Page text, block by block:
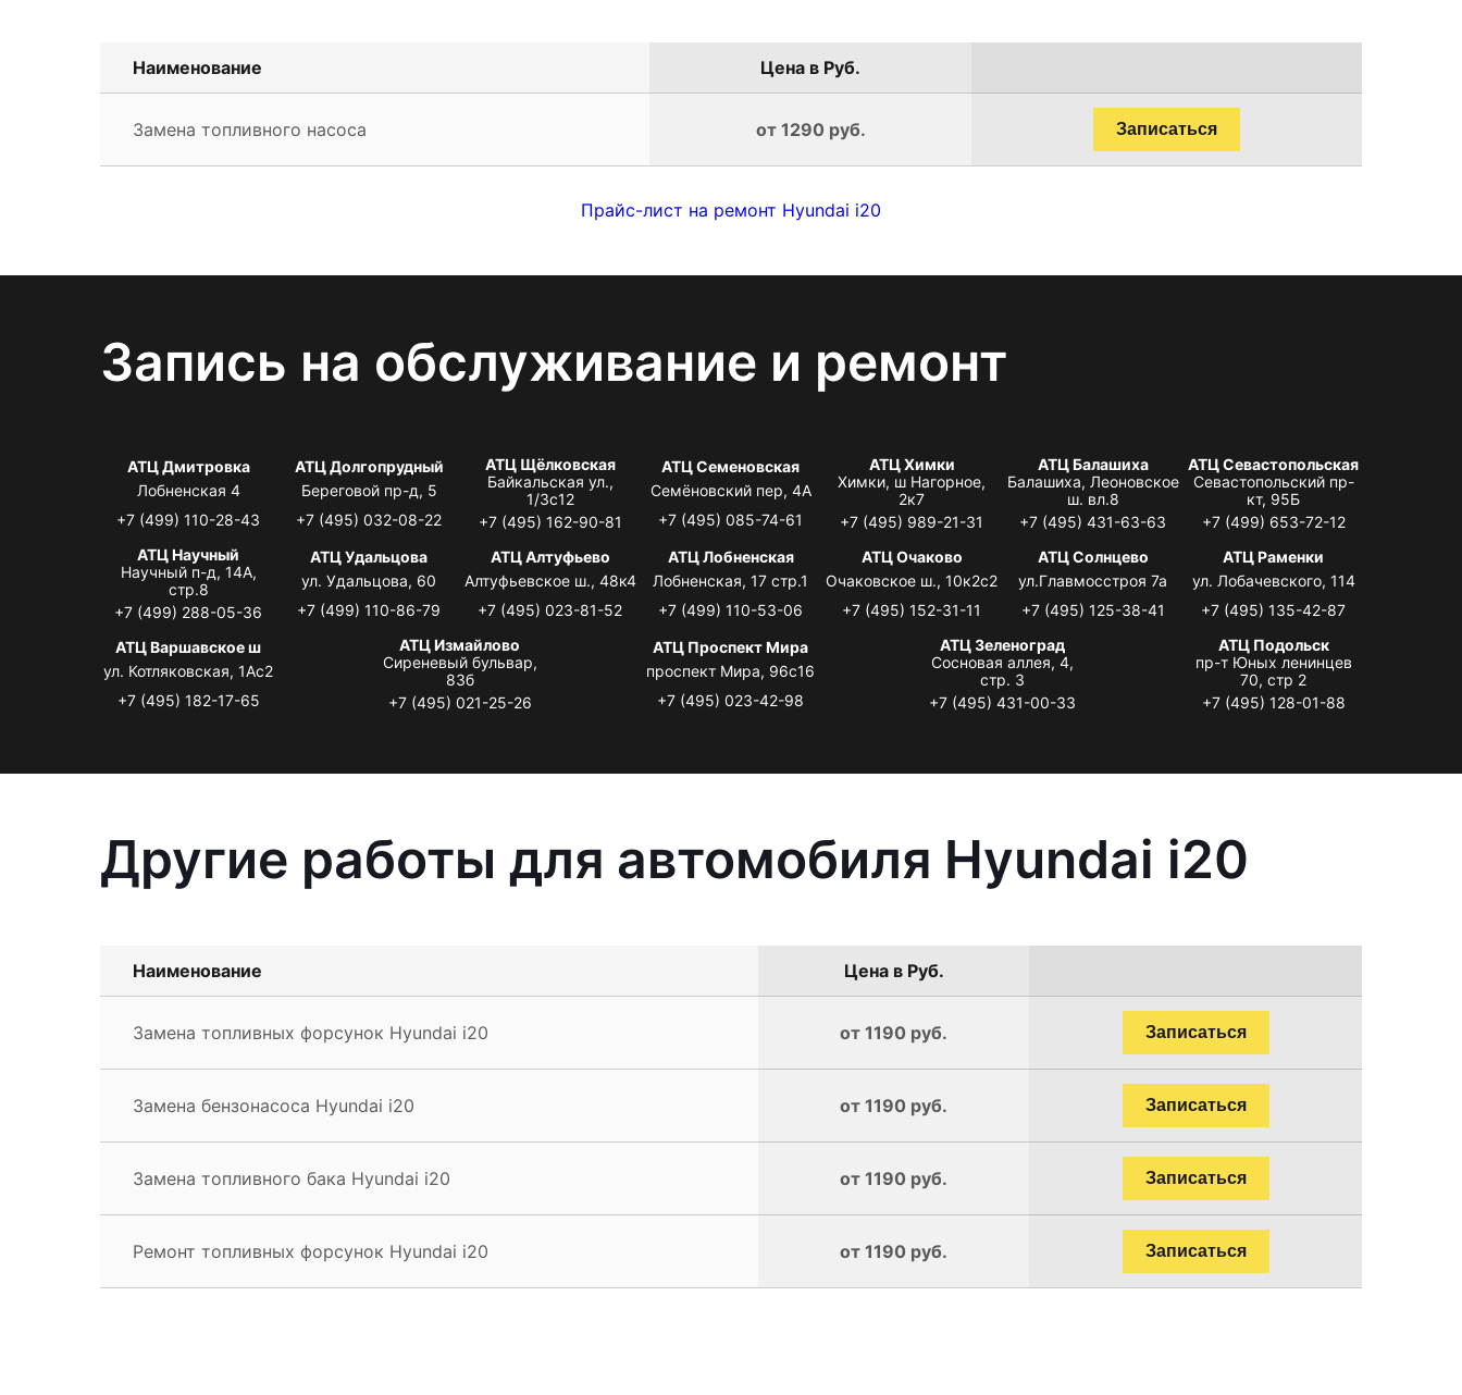
Наименование Цена в Руб.
Замена топливного насоса от 1290 руб. Записаться
Прайс-лист на ремонт Hyundai i20
Запись на обслуживание и ремонт
АТЦ Дмитровка
Лобненская 4
+7 (499) 110-28-43
АТЦ Долгопрудный
Береговой пр-д, 5
+7 (495) 032-08-22
АТЦ Щёлковская
Байкальская ул.,
1/3с12
+7 (495) 162-90-81
АТЦ Семеновская
Семёновский пер, 4А
+7 (495) 085-74-61
АТЦ Химки
Химки, ш Нагорное,
2к7
+7 (495) 989-21-31
АТЦ Балашиха
Балашиха, Леоновское
ш. вл.8
+7 (495) 431-63-63
АТЦ Севастопольская
Севастопольский пр-
кт, 95Б
+7 (499) 653-72-12
АТЦ Научный
Научный п-д, 14А,
стр.8
+7 (499) 288-05-36
АТЦ Удальцова
ул. Удальцова, 60
+7 (499) 110-86-79
АТЦ Алтуфьево
Алтуфьевское ш., 48к4
+7 (495) 023-81-52
АТЦ Лобненская
Лобненская, 17 стр.1
+7 (499) 110-53-06
АТЦ Очаково
Очаковское ш., 10к2с2
+7 (495) 152-31-11
АТЦ Солнцево
ул.Главмосстроя 7а
+7 (495) 125-38-41
АТЦ Раменки
ул. Лобачевского, 114
+7 (495) 135-42-87
АТЦ Варшавское ш
ул. Котляковская, 1Ас2
+7 (495) 182-17-65
АТЦ Измайлово
Сиреневый бульвар,
83б
+7 (495) 021-25-26
АТЦ Проспект Мира
проспект Мира, 96с16
+7 (495) 023-42-98
АТЦ Зеленоград
Сосновая аллея, 4,
стр. 3
+7 (495) 431-00-33
АТЦ Подольск
пр-т Юных ленинцев
70, стр 2
+7 (495) 128-01-88
Другие работы для автомобиля Hyundai i20
Наименование Цена в Руб.
Замена топливных форсунок Hyundai i20 от 1190 руб. Записаться
Замена бензонасоса Hyundai i20 от 1190 руб. Записаться
Замена топливного бака Hyundai i20 от 1190 руб. Записаться
Ремонт топливных форсунок Hyundai i20 от 1190 руб. Записаться